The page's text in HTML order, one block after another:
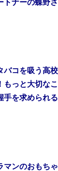
トナーの蝶野
バコを吸う高
もっと大切な
手を求められ
マンのおもち